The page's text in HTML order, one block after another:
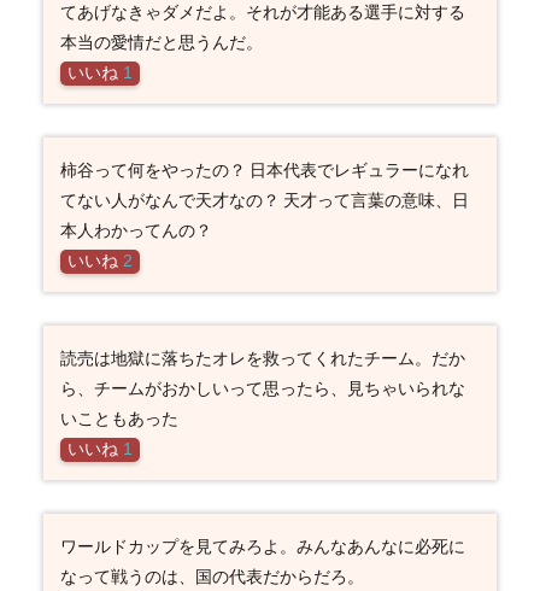
てあげなきゃダメだよ。それが才能ある選手に対する
本当の愛情だと思うんだ。
いいね 1
柿谷って何をやったの？ 日本代表でレギュラーになれ
てない人がなんで天才なの？ 天才って言葉の意味、日
本人わかってんの？
いいね 2
読売は地獄に落ちたオレを救ってくれたチーム。だか
ら、チームがおかしいって思ったら、見ちゃいられな
いこともあった
いいね 1
ワールドカップを見てみろよ。みんなあんなに必死に
なって戦うのは、国の代表だからだろ。